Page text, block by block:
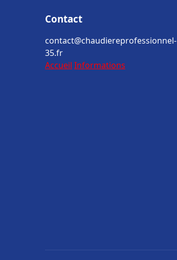
Contact
contact@chaudiereprofessionnel-
35.fr
Accueil Informations